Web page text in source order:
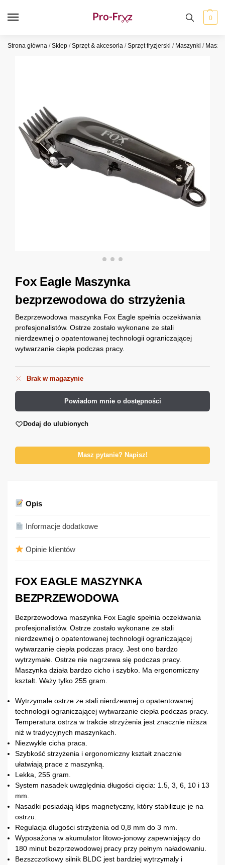
0
Strona główna /Sklep /Sprzęt & akcesoria /Sprzęt fryzjerski / Maszynki /
Fox Eagle Maszynka
bezprzewodowa do strzyżenia
Bezprzewodowa maszynka Fox Eagle spełnia oczekiwania
profesjonalistów. Ostrze zostało wykonane ze stali
nierdzewnej o opatentowanej technologii ograniczającej
wytwarzanie ciepła podczas pracy.
Brak w magazynie
Powiadom mnie o dostępności
Dodaj do ulubionych
Masz pytanie? Napisz!
Opis
Informacje dodatkowe
Opinie klientów
FOX EAGLE MASZYNKA
BEZPRZEWODOWA
Bezprzewodowa maszynka Fox Eagle spełnia oczekiwania
profesjonalistów. Ostrze zostało wykonane ze stali
nierdzewnej o opatentowanej technologii ograniczającej
wytwarzanie ciepła podczas pracy. Jest ono bardzo
wytrzymałe. Ostrze nie nagrzewa się podczas pracy.
Maszynka działa bardzo cicho i szybko. Ma ergonomiczny
kształt. Waży tylko 255 gram.
Wytrzymałe ostrze ze stali nierdzewnej o opatentowanej
technologii ograniczającej wytwarzanie ciepła podczas pracy.
Temperatura ostrza w trakcie strzyżenia jest znacznie niższa
niż w tradycyjnych maszynkach.
Niezwykle cicha praca.
Szybkość strzyżenia i ergonomiczny kształt znacznie
ułatwiają prace z maszynką.
Lekka, 255 gram.
System nasadek uwzględnia długości cięcia: 1.5, 3, 6, 10 i 13
mm.
Nasadki posiadają klips magnetyczny, który stabilizuje je na
ostrzu.
Regulacja długości strzyżenia od 0,8 mm do 3 mm.
Wyposażona w akumulator litowo-jonowy zapewniający do
180 minut bezprzewodowej pracy przy pełnym naładowaniu.
Bezszczotkowy silnik BLDC jest bardziej wytrzymały i